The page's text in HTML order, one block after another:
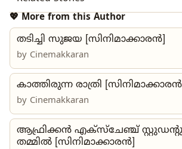
💖 More from this Author
തടിച്ചി സുജയ [സിനിമാക്കാരൻ]
by Cinemakkaran
കാത്തിരുന്ന രാത്രി
by Cinemakkaran
ആഫ്രിക്കൻ എക്സ്ചേഞ്ച്
തമ്മിൽ [സിനിമാക്കാരൻ]